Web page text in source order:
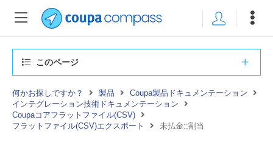
このページ
何かお探しですか？ 製品
Coupa製品ドキュメンテーション
インテグレーション技術ドキュメンテーション
Coupaコアフラットファイル(CSV)
フラットファイル(CSV)エクスポート
未払金::割当